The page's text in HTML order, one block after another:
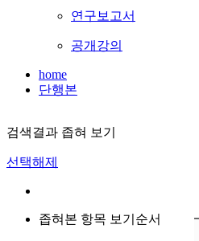
연구보고서
공개강의
home
단행본
검색결과 좁혀 보기
선택해제
좁혀본 항목 보기순서